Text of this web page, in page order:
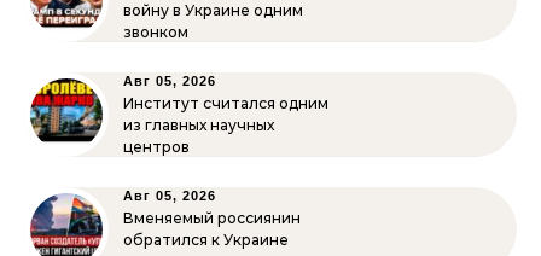
войну в Украине одним
звонком
Авг 05, 2026
Институт считался одним
из главных научных
центров
Авг 05, 2026
Вменяемый россиянин
обратился к Украине